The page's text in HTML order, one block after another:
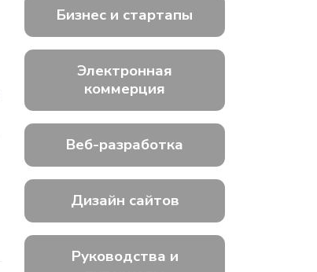
Бизнес и стартапы
Электронная
коммерция
Веб-разработка
Дизайн сайтов
Руководства и